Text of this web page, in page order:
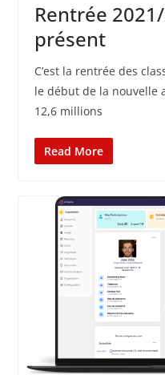
Rentrée
présent
C’est la rentrée des
le début de la nouvelle
12,6 millions
Read More